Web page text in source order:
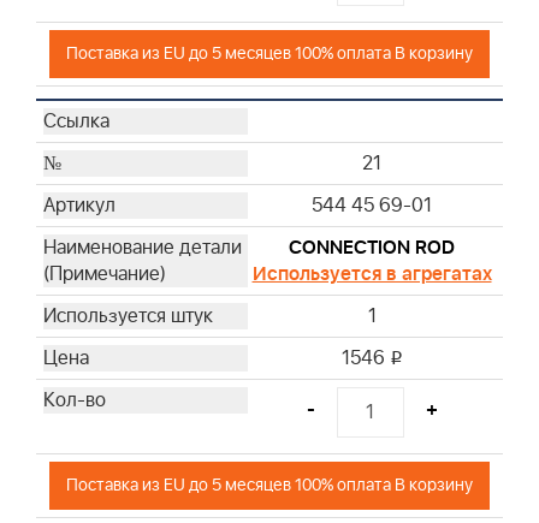
Поставка из EU до 5 месяцев 100% оплата В корзину
21
544 45 69-01
CONNECTION ROD
Используется в агрегатах
1
1546 i
- +
Поставка из EU до 5 месяцев 100% оплата В корзину